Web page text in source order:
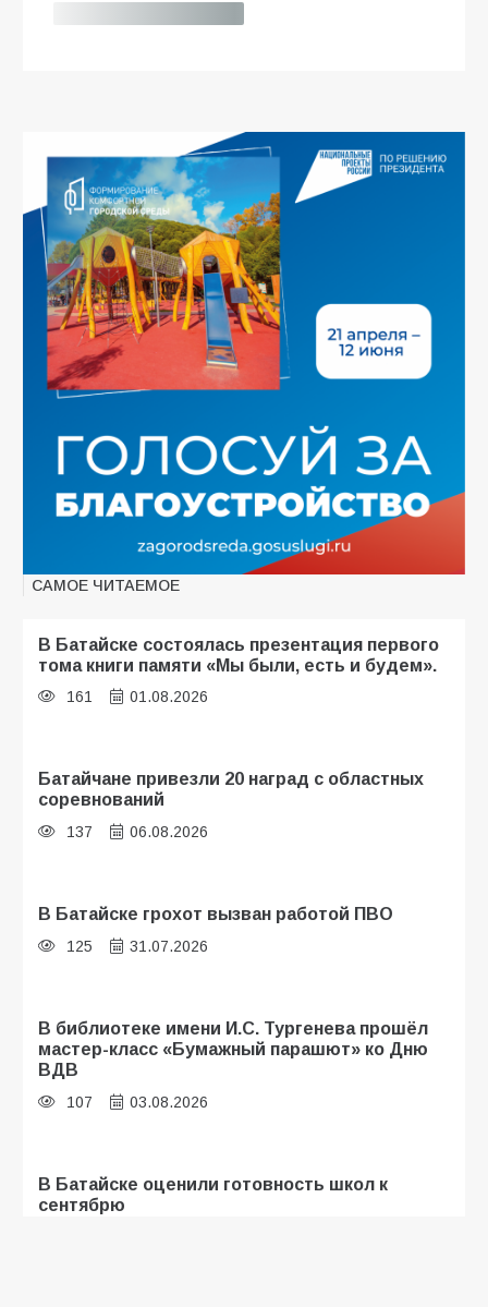
САМОЕ ЧИТАЕМОЕ
В Батайске состоялась презентация первого
тома книги памяти «Мы были, есть и будем».
161 01.08.2026
Батайчане привезли 20 наград с областных
соревнований
137 06.08.2026
В Батайске грохот вызван работой ПВО
125 31.07.2026
В библиотеке имени И.С. Тургенева прошёл
мастер-класс «Бумажный парашют» ко Дню
ВДВ
107 03.08.2026
В Батайске оценили готовность школ к
сентябрю